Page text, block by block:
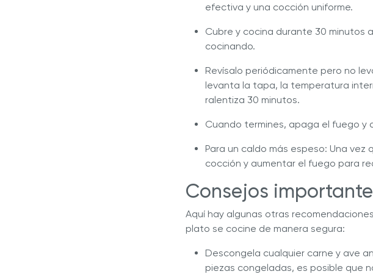
efectiva y una cocción uniforme.
Cubre y cocina durante 30 minutos
cocinando.
Revísalo periódicamente pero no
levanta la tapa, la temperatura
ralentiza 30 minutos.
Cuando termines, apaga el fuego y
Para un caldo más espeso: Una
cocción y aumentar el fuego para
Consejos
Aquí hay algunas otras
plato se cocine de manera segura:
Descongela cualquier carne y ave
piezas congeladas, es posible que